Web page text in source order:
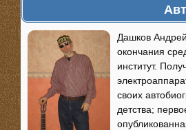
Дашков
окончания
институт.
своих
детства;